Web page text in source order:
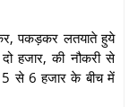
पकड़कर लतयाते हुये
हजार, की नौकरी से
5 से 6 हजार के बीच में